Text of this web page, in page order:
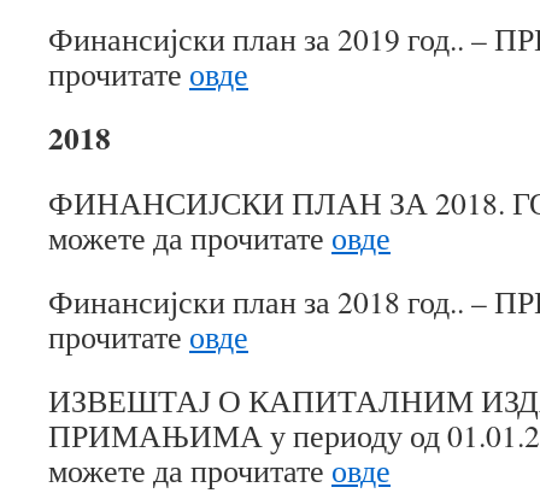
Финансијски план за 2019 год.. –
прочитате овде
2018
ФИНАНСИЈСКИ ПЛАН ЗА 2018.
можете да прочитате овде
Финансијски план за 2018 год.. –
прочитате овде
ИЗВЕШТАЈ О КАПИТАЛНИМ
ПРИМАЊИМА у периоду од
можете да прочитате овде